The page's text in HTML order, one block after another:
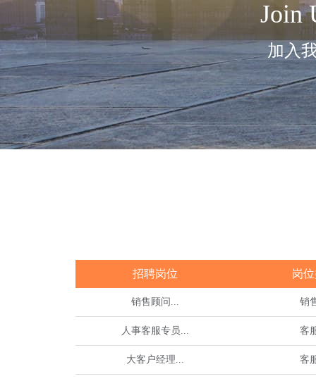
Join
加入
招聘岗位 岗
销售顾问... 销
人事客服专员... 客
大客户经理... 客